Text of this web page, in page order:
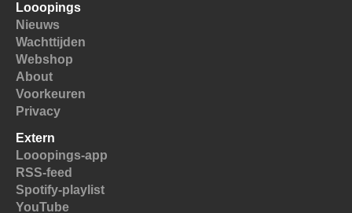
Looopings
Nieuws
Wachttijden
Webshop
About
Voorkeuren
Privacy
Extern
Looopings-app
RSS-feed
Spotify-playlist
YouTube